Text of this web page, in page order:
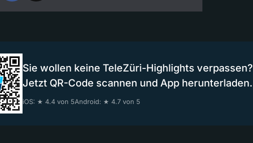
Sie wollen keine TeleZüri-Highlights verpassen?
Jetzt QR-Code scannen und App herunterladen.
iOS: ★ 4.4 von 5Android: ★ 4.7 von 5